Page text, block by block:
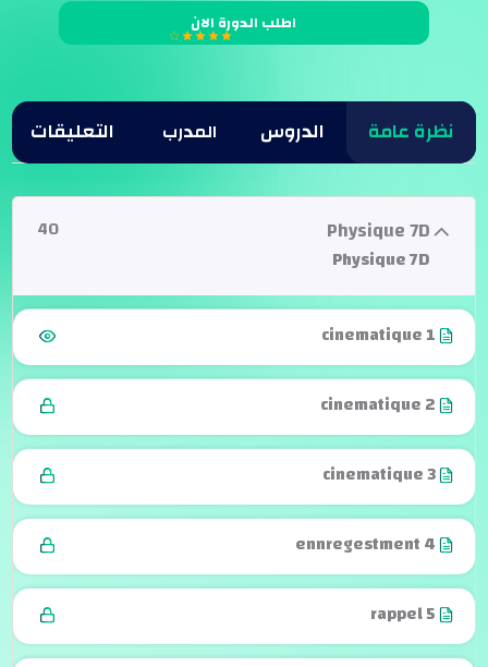
اطلب الدورة الان
نظرة عامة الدروس التعليقات
Physique 7D
Physique 7D
40
cinematique 1
cinematique 2
cinematique 3
ennregestment 4
rappel 5